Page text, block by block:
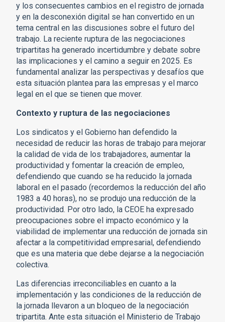
y los consecuentes cambios en el registro de jornada
y en la desconexión digital se han convertido en un
tema central en las discusiones sobre el futuro del
trabajo. La reciente ruptura de las negociaciones
tripartitas ha generado incertidumbre y debate sobre
las implicaciones y el camino a seguir en 2025. Es
fundamental analizar las perspectivas y desafíos que
esta situación plantea para las empresas y el marco
legal en el que se tienen que mover.
Contexto y ruptura de las negociaciones
Los sindicatos y el Gobierno han defendido la
necesidad de reducir las horas de trabajo para mejorar
la calidad de vida de los trabajadores, aumentar la
productividad y fomentar la creación de empleo,
defendiendo que cuando se ha reducido la jornada
laboral en el pasado (recordemos la reducción del año
1983 a 40 horas), no se produjo una reducción de la
productividad. Por otro lado, la CEOE ha expresado
preocupaciones sobre el impacto económico y la
viabilidad de implementar una reducción de jornada sin
afectar a la competitividad empresarial, defendiendo
que es una materia que debe dejarse a la negociación
colectiva.
Las diferencias irreconciliables en cuanto a la
implementación y las condiciones de la reducción de
la jornada llevaron a un bloqueo de la negociación
tripartita. Ante esta situación el Ministerio de Trabajo